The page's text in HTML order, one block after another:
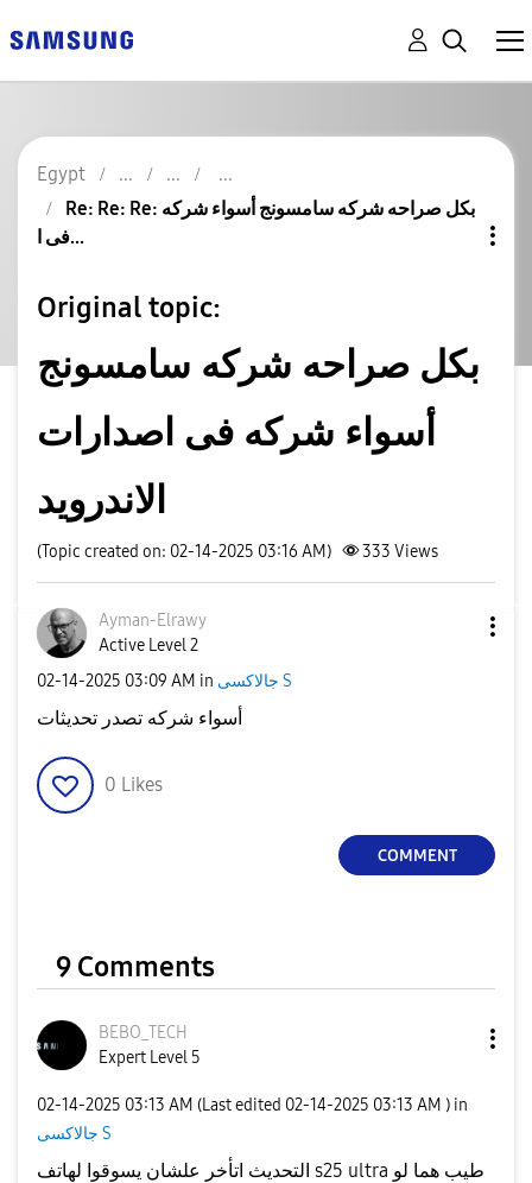
Egypt
Re: Re: Re: بكل صراحه شركه سامسونج أسواء شركه
فى ا...
Original topic:
بكل صراحه شركه سامسونج
أسواء شركه فى اصدارات
الاندرويد
(Topic created on: 02-14-2025 03:16 AM) 333 Views
Ayman-Elrawy
Active Level 2
‎02-14-2025 03:09 AM in جالاكسى S
0 Likes
COMMENT
9 Comments
BEBO_TECH
Expert Level 5
‎02-14-2025 03:13 AM (Last edited ‎02-14-2025 03:13 AM ) in
جالاكسى S
التحديث اتأخر علشان يسوقوا لهاتف s25 ultra طيب هما لو